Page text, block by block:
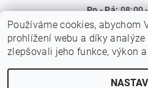
Po - Pá:08:00
So - Ne:
Adresa:
Ostrava -
Používáme cookies, abychom
prohlížení webu a díky
zlepšovali jeho funkce, výkon